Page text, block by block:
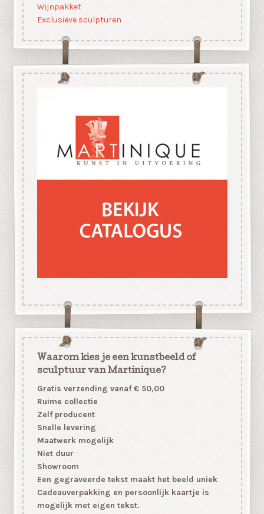
Wijnpakket
Exclusieve sculpturen
Waarom kies je een kunstbeeld of
sculptuur van Martinique?
Gratis verzending vanaf € 50,00
Ruime collectie
Zelf producent
Snelle levering
Maatwerk mogelijk
Niet duur
Showroom
Een gegraveerde tekst maakt het beeld uniek
Cadeauverpakking en persoonlijk kaartje is
mogelijk met eigen tekst.